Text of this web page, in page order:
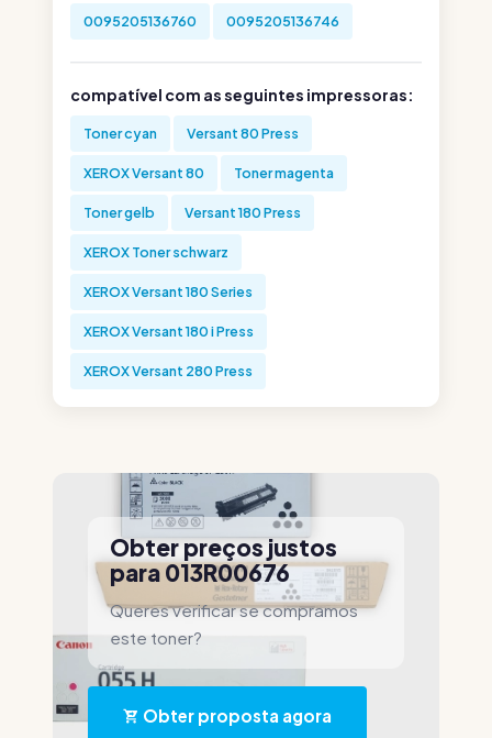
0095205136760 0095205136746
compatível com as seguintes impressoras:
Toner cyan Versant 80 Press
XEROX Versant 80 Toner magenta
Toner gelb Versant 180 Press
XEROX Toner schwarz
XEROX Versant 180 Series
XEROX Versant 180 i Press
XEROX Versant 280 Press
Obter preços justos
para 013R00676
Queres verificar se compramos
este toner?
Obter proposta agora